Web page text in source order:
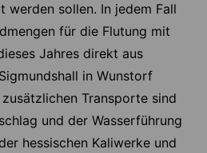
werden sollen. In jedem Fall
für die Flutung mit
Jahres direkt aus
in Wunstorf
Transporte sind
und der Wasserführung
hessischen Kaliwerke und